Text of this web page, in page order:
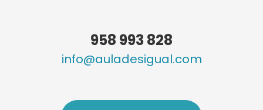
958 993 828
info@auladesigual.com